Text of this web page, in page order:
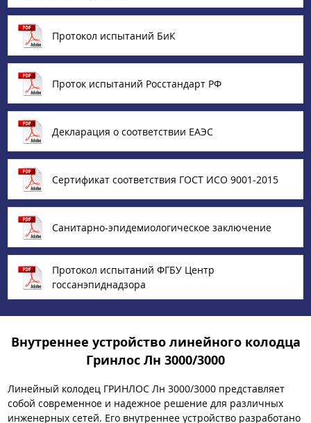
Протокол испытаний БиК
Проток испытаний Росстандарт РФ
Декларация о соответствии ЕАЭС
Сертификат соответствия ГОСТ ИСО 9001-2015
Санитарно-эпидемиологическое заключение
Протокол испытаний ФГБУ Центр
госсанэпиднадзора
Внутреннее устройство линейного колодца
Гринлос Лн 3000/3000
Линейный колодец ГРИНЛОС Лн 3000/3000 представляет
собой современное и надежное решение для различных
инженерных сетей. Его внутреннее устройство разработано